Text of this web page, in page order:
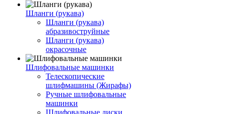
Шланги (рукава)
Шланги (рукава)
абразивоструйные
Шланги (рукава)
окрасочные
Шлифовальные машинки
Телескопические
шлифмашины (Жирафы)
Ручные шлифовальные
машинки
Шлифовальные диски